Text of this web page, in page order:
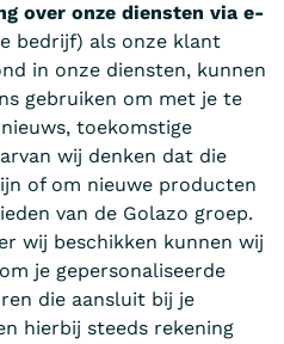
over onze diensten via e-
bedrijf) als onze klant
in onze diensten, kunnen
gebruiken om met je te
toekomstige
wij denken dat die
of om nieuwe producten
van de Golazo groep.
wij beschikken kunnen wij
je gepersonaliseerde
die aansluit bij je
hierbij steeds rekening